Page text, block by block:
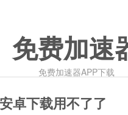
免费加速
免费加速器APP下载
卓下载用不了了